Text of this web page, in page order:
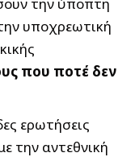
υποχρεωτική
που ποτέ δεν
ερωτήσεις
την αντεθνική